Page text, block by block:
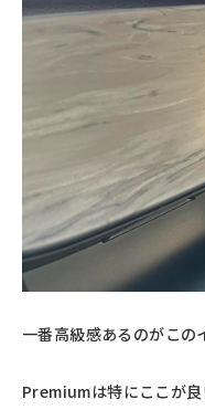
一番高級感あるのがこの
Premiumは特にここが